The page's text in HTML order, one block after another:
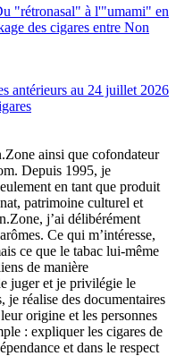
"rétronasal" à l'"umami" en
des cigares entre Non
antérieurs au 24 juillet 2026
ainsi que cofondateur
Depuis 1995, je
en tant que produit
patrimoine culturel et
j’ai délibérément
Ce qui m’intéresse,
ce que le tabac lui-même
de manière
juger et je privilégie le
je réalise des documentaires
origine et les personnes
: expliquer les cigares de
et dans le respect